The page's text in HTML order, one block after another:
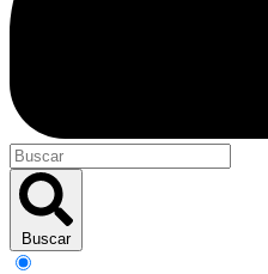
Buscar